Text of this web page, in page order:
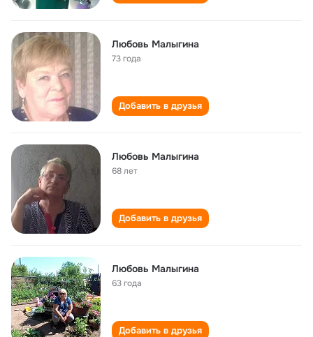
Любовь Малыгина
73 года
Добавить в друзья
Любовь Малыгина
68 лет
Добавить в друзья
Любовь Малыгина
63 года
Добавить в друзья